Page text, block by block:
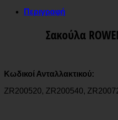
Περιγραφή
Σακούλα
Κωδικοί Ανταλλακτικού:
ZR200520, ZR200540,